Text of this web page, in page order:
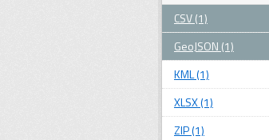
CSV (1)
GeoJSON (1)
KML (1)
XLSX (1)
ZIP (1)